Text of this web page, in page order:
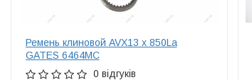
Ремень клиновой AVX13 x 850La
GATES 6464MC
0 відгуків